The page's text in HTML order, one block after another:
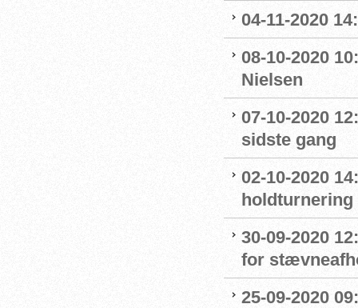
04-11-2020
08-10-2020
Nielsen
07-10-2020
sidste gang
02-10-2020
holdturnering
30-09-2020
for
25-09-2020